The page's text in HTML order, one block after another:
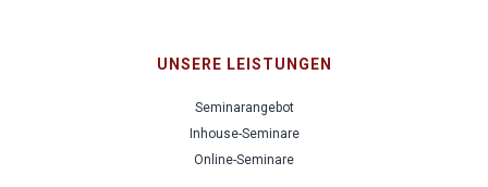
UNSERE LEISTUNGEN
Seminarangebot
Inhouse-Seminare
Online-Seminare